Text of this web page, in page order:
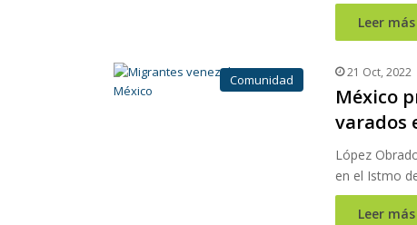
Leer más
Comunidad 21 Oct, 2022
México
varados
López
en el Istmo
Leer más